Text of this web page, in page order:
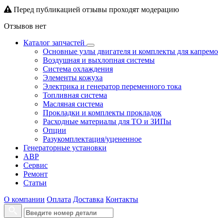
Перед публикацией отзывы проходят модерацию
Отзывов нет
Каталог запчастей
Основные узлы двигателя и комплекты для
Воздушная и выхлопная системы
Система охлаждения
Элементы кожуха
Электрика и генератор переменного тока
Топливная система
Масляная система
Прокладки и комплекты прокладок
Расходные материалы для ТО и ЗИПы
Опции
Разукомплектация/уцененное
Генераторные установки
АВР
Сервис
Ремонт
Статьи
О компании Оплата Доставка Контакты